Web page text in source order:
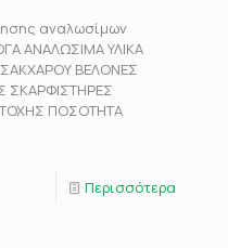
αναλωσίμων
ΑΝΑΛΩΣΙΜΑ ΥΛΙΚΑ
ΒΕΛΟΝΕΣ
ΣΚΑΡΦΙΣΤΗΡΕΣ
ΠΟΣΟΤΗΤΑ
Περισσότερα